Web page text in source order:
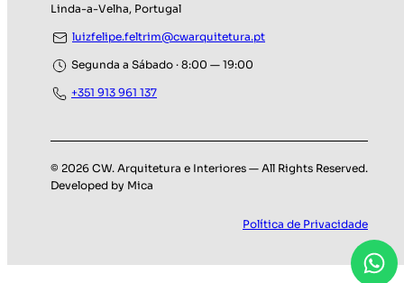
Linda-a-Velha, Portugal
luizfelipe.feltrim@cwarquitetura.pt
Segunda a Sábado · 8:00 — 19:00
+351 913 961 137
© 2026 CW. Arquitetura e Interiores — All Rights Reserved.
Developed by Mica
Política de Privacidade